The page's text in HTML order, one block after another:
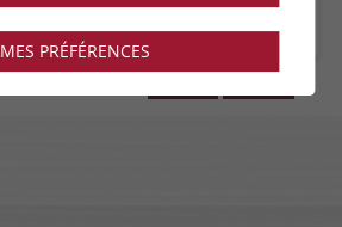
MES PRÉFÉRENCES